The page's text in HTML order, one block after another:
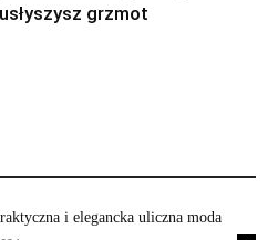
grzmot
i elegancka uliczna moda